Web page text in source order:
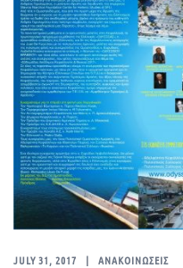
JULY 31, 2017 ΑΝΑΚΟΙΝΩΣΕΙΣ